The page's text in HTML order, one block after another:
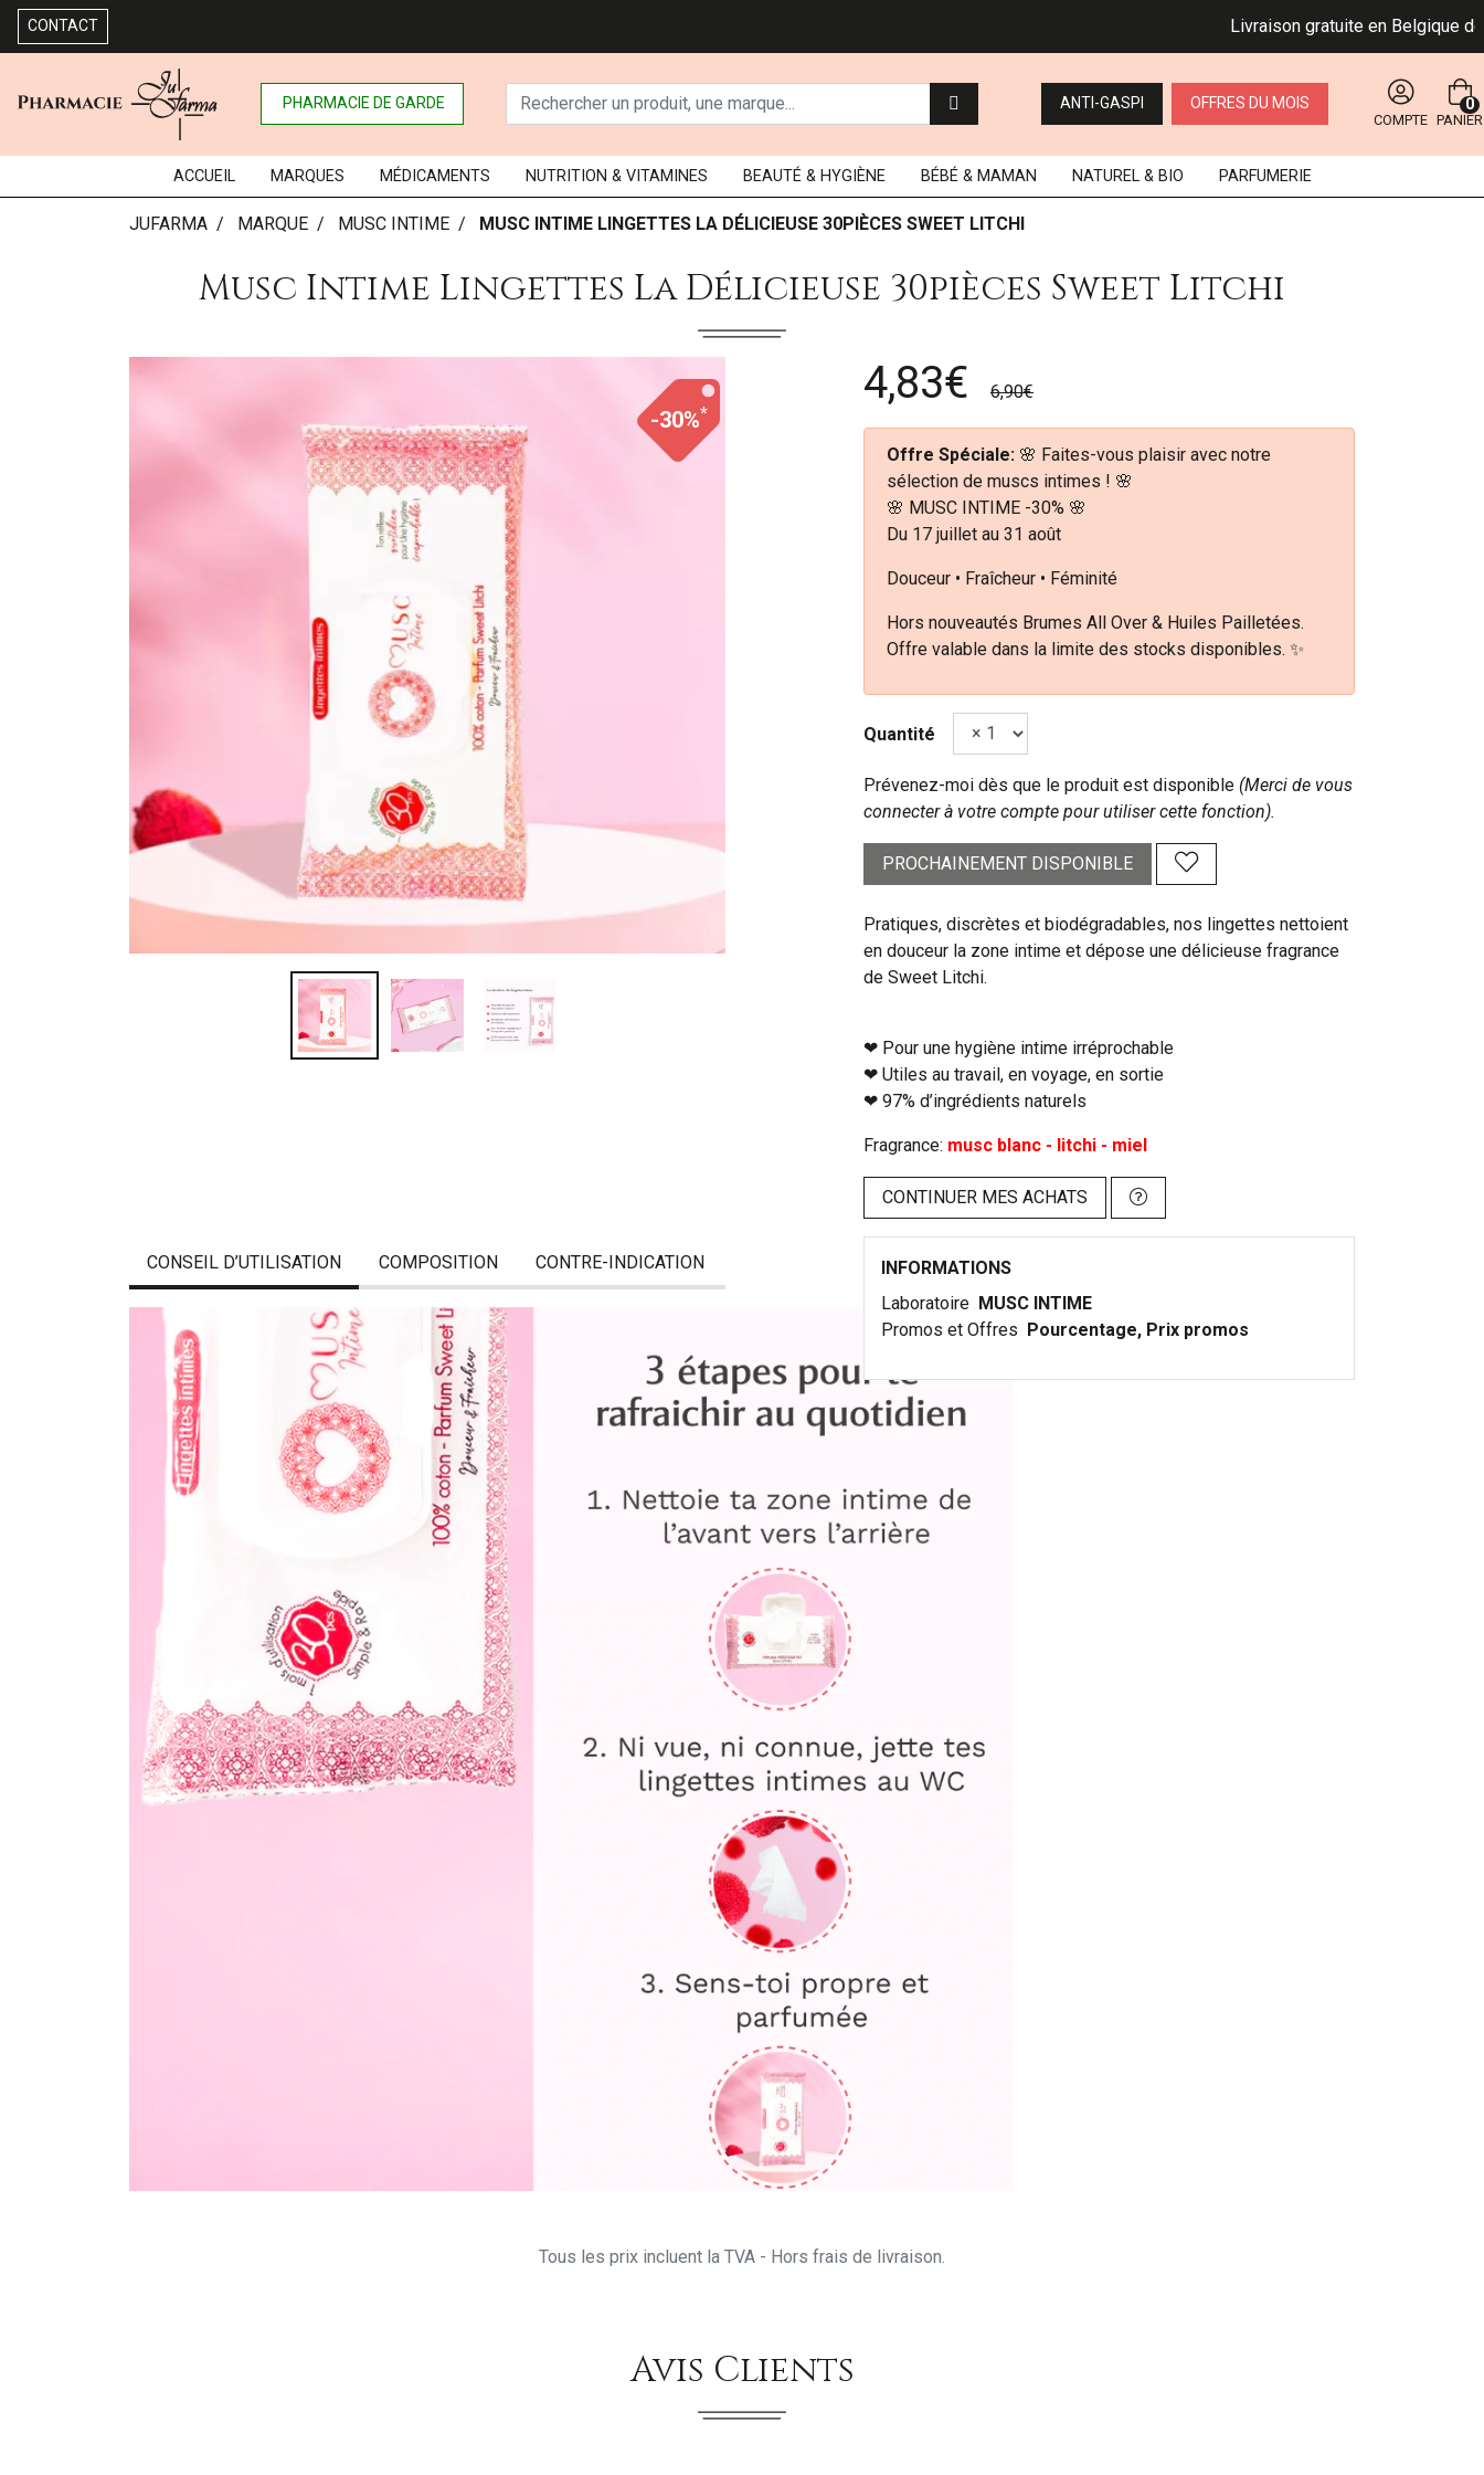
CONTACT Livraison gratuite en Belgique dès
PHARMACIE DE GARDE ANTI-GASPI OFFRES DU MOIS
COMPTE PANIER
0
ACCUEIL MARQUES MÉDICAMENTS NUTRITION & VITAMINES BEAUTÉ & HYGIÈNE BÉBÉ & MAMAN NATUREL & BIO PARFUMERIE
JUFARMA MARQUE MUSC INTIME MUSC INTIME LINGETTES LA DÉLICIEUSE 30PIÈCES SWEET LITCHI
Musc Intime Lingettes La Délicieuse 30pièces Sweet Litchi
-30%*
4,83€ 6,90€
Offre Spéciale: 🌸 Faites-vous plaisir avec notre
sélection de muscs intimes ! 🌸
🌸 MUSC INTIME -30% 🌸
Du 17 juillet au 31 août
Douceur • Fraîcheur • Féminité
Hors nouveautés Brumes All Over & Huiles Pailletées.
Offre valable dans la limite des stocks disponibles. ✨
Quantité
Prévenez-moi dès que le produit est disponible (Merci de vous
connecter à votre compte pour utiliser cette fonction).
PROCHAINEMENT DISPONIBLE
Pratiques, discrètes et biodégradables, nos lingettes nettoient
en douceur la zone intime et dépose une délicieuse fragrance
de Sweet Litchi.
❤︎ Pour une hygiène intime irréprochable
❤︎ Utiles au travail, en voyage, en sortie
❤︎ 97% d’ingrédients naturels
Fragrance: musc blanc - litchi - miel
CONTINUER MES ACHATS
CONSEIL D’UTILISATION COMPOSITION CONTRE-INDICATION
INFORMATIONS
Laboratoire MUSC INTIME
Promos et Offres Pourcentage, Prix promos
Tous les prix incluent la TVA - Hors frais de livraison.
Avis Clients